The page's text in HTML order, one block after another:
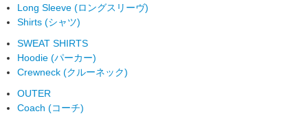
Long Sleeve (ロングスリーヴ)
Shirts (シャツ)
SWEAT SHIRTS
Hoodie (パーカー)
Crewneck (クルーネック)
OUTER
Coach (コーチ)